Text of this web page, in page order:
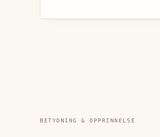
BETYDNING & OPPRINNELSE